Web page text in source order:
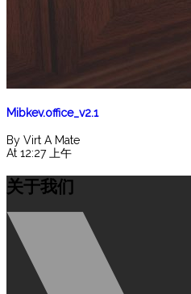
Mibkev.office_v2.1
By Virt A Mate
At 12:27 上午
关于我们